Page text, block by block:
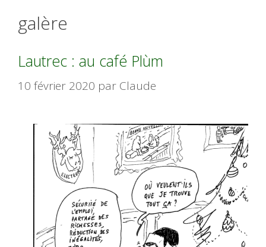
galère
Lautrec : au café Plùm
10 février 2020 par Claude